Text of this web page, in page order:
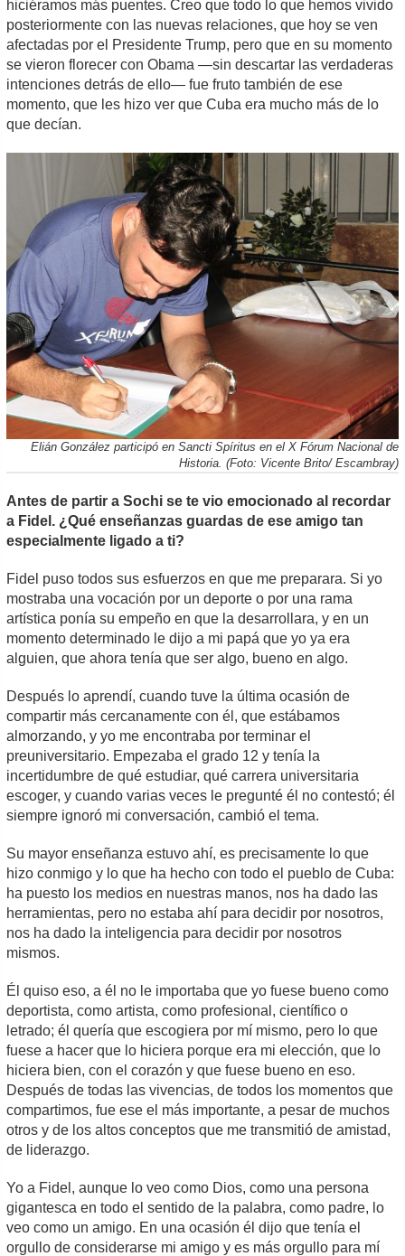
hiciéramos más puentes. Creo que todo lo que hemos vivido
posteriormente con las nuevas relaciones, que hoy se ven
afectadas por el Presidente Trump, pero que en su momento
se vieron florecer con Obama —sin descartar las verdaderas
intenciones detrás de ello— fue fruto también de ese
momento, que les hizo ver que Cuba era mucho más de lo
que decían.
Elián González participó en Sancti Spíritus en el X Fórum Nacional de
Historia. (Foto: Vicente Brito/ Escambray)
Antes de partir a Sochi se te vio emocionado al recordar
a Fidel. ¿Qué enseñanzas guardas de ese amigo tan
especialmente ligado a ti?
Fidel puso todos sus esfuerzos en que me preparara. Si yo
mostraba una vocación por un deporte o por una rama
artística ponía su empeño en que la desarrollara, y en un
momento determinado le dijo a mi papá que yo ya era
alguien, que ahora tenía que ser algo, bueno en algo.
Después lo aprendí, cuando tuve la última ocasión de
compartir más cercanamente con él, que estábamos
almorzando, y yo me encontraba por terminar el
preuniversitario. Empezaba el grado 12 y tenía la
incertidumbre de qué estudiar, qué carrera universitaria
escoger, y cuando varias veces le pregunté él no contestó; él
siempre ignoró mi conversación, cambió el tema.
Su mayor enseñanza estuvo ahí, es precisamente lo que
hizo conmigo y lo que ha hecho con todo el pueblo de Cuba:
ha puesto los medios en nuestras manos, nos ha dado las
herramientas, pero no estaba ahí para decidir por nosotros,
nos ha dado la inteligencia para decidir por nosotros
mismos.
Él quiso eso, a él no le importaba que yo fuese bueno como
deportista, como artista, como profesional, científico o
letrado; él quería que escogiera por mí mismo, pero lo que
fuese a hacer que lo hiciera porque era mi elección, que lo
hiciera bien, con el corazón y que fuese bueno en eso.
Después de todas las vivencias, de todos los momentos que
compartimos, fue ese el más importante, a pesar de muchos
otros y de los altos conceptos que me transmitió de amistad,
de liderazgo.
Yo a Fidel, aunque lo veo como Dios, como una persona
gigantesca en todo el sentido de la palabra, como padre, lo
veo como un amigo. En una ocasión él dijo que tenía el
orgullo de considerarse mi amigo y es más orgullo para mí